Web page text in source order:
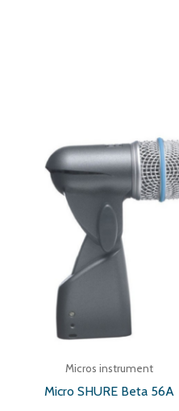
Micros instrument
Micro SHURE Beta 56A